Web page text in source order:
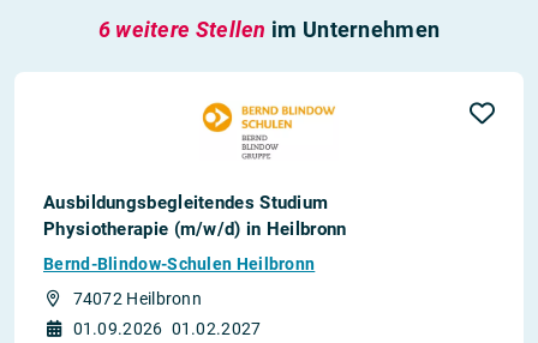
6 weitere Stellen im Unternehmen
Ausbildungsbegleitendes Studium
Physiotherapie (m/w/d) in Heilbronn
Bernd-Blindow-Schulen Heilbronn
74072 Heilbronn
01.09.2026 01.02.2027